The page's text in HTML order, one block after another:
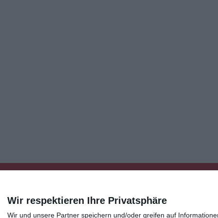
Wir respektieren Ihre Privatsphäre
Wir und unsere Partner speichern und/oder greifen auf